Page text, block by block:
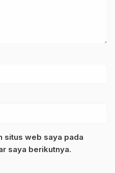
situs web saya pada
saya berikutnya.